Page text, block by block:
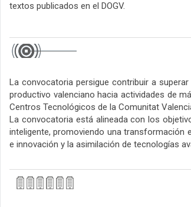
textos publicados en el DOGV.
La convocatoria persigue contribuir a
productivo valenciano hacia actividades de
Centros Tecnológicos de la Comunitat
La convocatoria está alineada con los
inteligente, promoviendo una transformación
e innovación y la asimilación de tecnologías